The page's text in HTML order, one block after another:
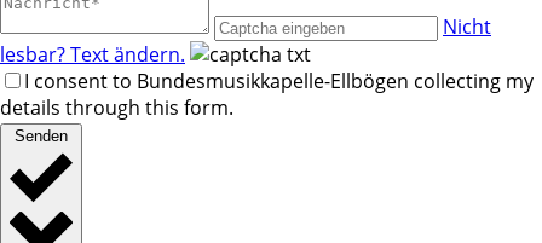
Nicht
lesbar? Text ändern.
I consent to Bundesmusikkapelle-Ellbögen collecting my
details through this form.
Senden